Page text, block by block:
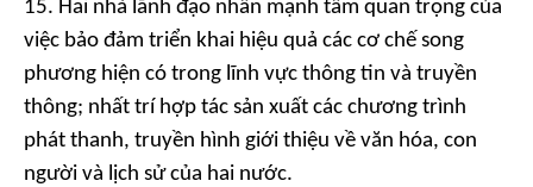
15. Hai nhà lãnh đạo nhấn mạnh tầm quan trọng của
việc bảo đảm triển khai hiệu quả các cơ chế song
phương hiện có trong lĩnh vực thông tin và truyền
thông; nhất trí hợp tác sản xuất các chương trình
phát thanh, truyền hình giới thiệu về văn hóa, con
người và lịch sử của hai nước.